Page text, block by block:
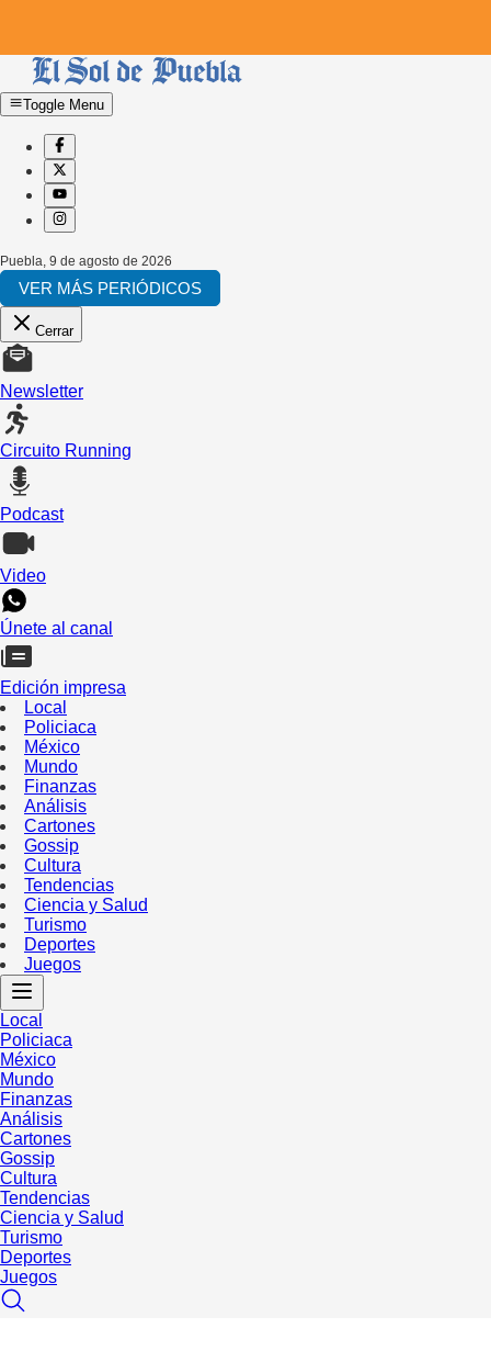
Toggle Menu
Puebla 9 de agosto de 2026
VER MÁS PERIÓDICOS
Cerrar
Newsletter
Circuito Running
Podcast
Video
Únete al canal
Edición impresa
Local
Policiaca
México
Mundo
Finanzas
Análisis
Cartones
Gossip
Cultura
Tendencias
Ciencia y Salud
Turismo
Deportes
Juegos
Local
Policiaca
México
Mundo
Finanzas
Análisis
Cartones
Gossip
Cultura
Tendencias
Ciencia y Salud
Turismo
Deportes
Juegos